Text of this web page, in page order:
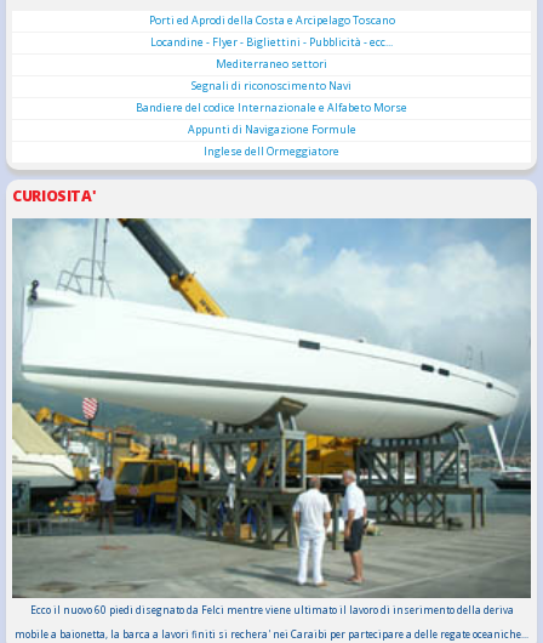
Porti ed Aprodi della Costa e Arcipelago Toscano
Locandine - Flyer - Bigliettini - Pubblicità - ecc...
Mediterraneo settori
Segnali di riconoscimento Navi
Bandiere del codice Internazionale e Alfabeto Morse
Appunti di Navigazione Formule
Inglese dell Ormeggiatore
CURIOSITA'
Ecco il nuovo 60 piedi disegnato da Felci mentre viene ultimato il lavoro di inserimento della deriva
mobile a baionetta, la barca a lavori finiti si rechera' nei Caraibi per partecipare a delle regate oceaniche...